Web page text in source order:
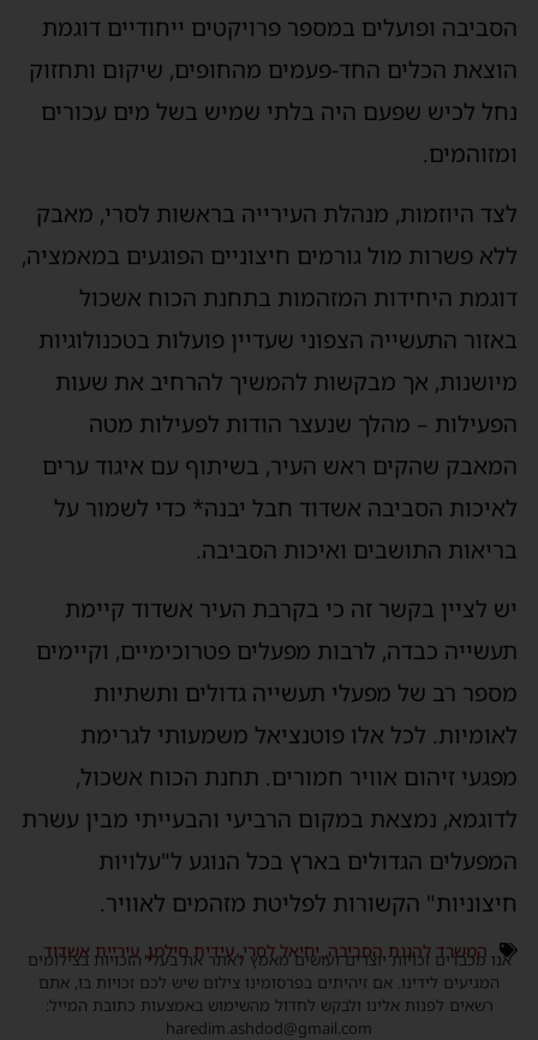
ופועלים במספר פרויקטים ייחודיים דוגמת
הכלים החד-פעמים מהחופים, שיקום ותחזוק
לכיש שפעם היה בלתי שמיש בשל מים עכורים
היוזמות, מנהלת העירייה בראשות לסרי, מאבק
פשרות מול גורמים חיצוניים הפוגעים במאמציה,
היחידות המזהמות בתחנת הכוח אשכול
התעשייה הצפוני שעדיין פועלות בטכנולוגיות
אך מבקשות להמשיך להרחיב את שעות
– מהלך שנעצר הודות לפעילות מטה
שהקים ראש העיר, בשיתוף עם איגוד ערים
הסביבה אשדוד חבל יבנה* כדי לשמור על
התושבים ואיכות הסביבה.
לציין בקשר זה כי בקרבת העיר אשדוד קיימת
כבדה, לרבות מפעלים פטרוכימיים, וקיימים
רב של מפעלי תעשייה גדולים ותשתיות
לכל אלו פוטנציאל משמעותי לגרימת
זיהום אוויר חמורים. תחנת הכוח אשכול,
נמצאת במקום הרביעי והבעייתי מבין עשרת
הגדולים בארץ בכל הנוגע ל"עלויות
הקשורות לפליטת מזהמים לאוויר.
המשרד להגנת הסביבה,יחיאל לסרי,עידית סילמן,עיריית אשדוד
אנו מכבדים זכויות יוצרים ועושים מאמץ לאתר את בעלי הזכויות בצילומים
המגיעים לידינו. אם זיהיתים בפרסומינו צילום שיש לכם זכויות בו, אתם
רשאים לפנות אלינו ולבקש לחדול מהשימוש באמצעות כתובת המייל:
haredim.ashdod@gmail.com